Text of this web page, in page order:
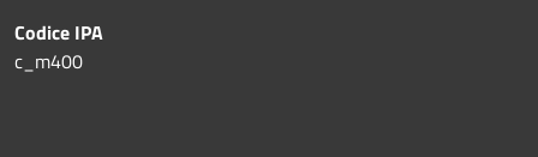
Codice IPA
c_m400